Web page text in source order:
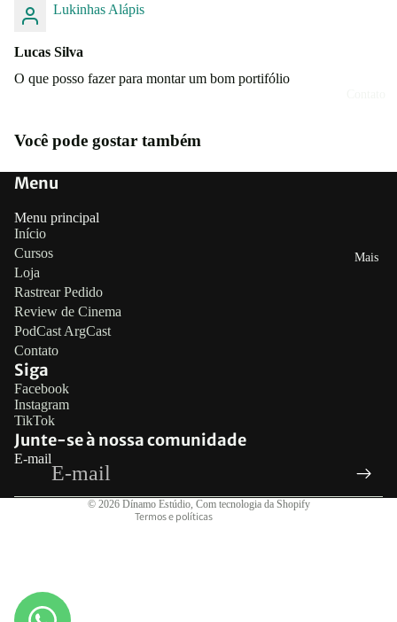
Mais
Lukinhas Alápis
Lucas Silva
O que posso fazer para montar um bom portifólio
Você pode gostar também
Menu
Menu principal
Início
Cursos
Loja
Rastrear Pedido
Review de Cinema
PodCast ArgCast
Contato
Siga
Facebook
Instagram
TikTok
Junte-se à nossa comunidade
E-mail
© 2026 Dínamo Estúdio, Com tecnologia da Shopify
Termos e políticas
Termos de serviço
Informações de contato